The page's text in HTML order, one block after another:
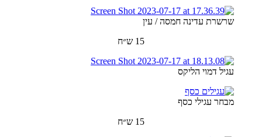
שרשרת עדינה חמסה / עין
15 ש״ח
עגיל דמוי הליקס
מבחר עגילי כסף
15 ש״ח